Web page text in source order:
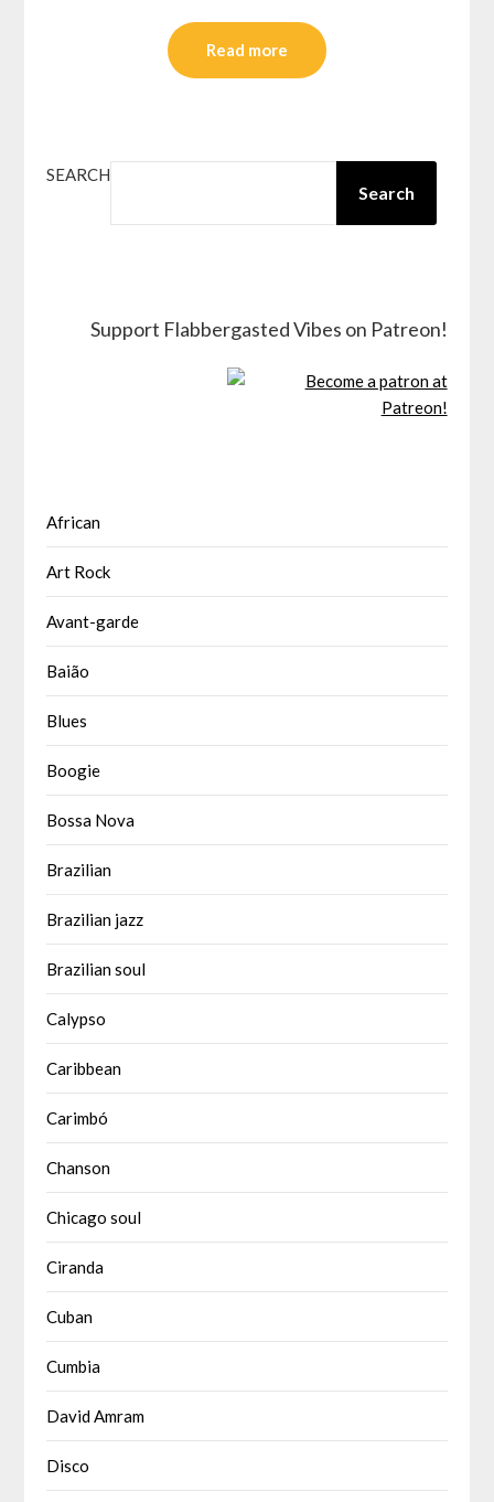
Read more
SEARCH
Search
Support Flabbergasted Vibes on Patreon!
African
Art Rock
Avant-garde
Baião
Blues
Boogie
Bossa Nova
Brazilian
Brazilian jazz
Brazilian soul
Calypso
Caribbean
Carimbó
Chanson
Chicago soul
Ciranda
Cuban
Cumbia
David Amram
Disco